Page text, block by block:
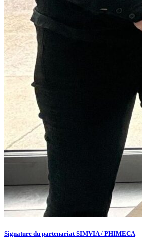
Signature du partenariat SIMVIA / PHIMECA